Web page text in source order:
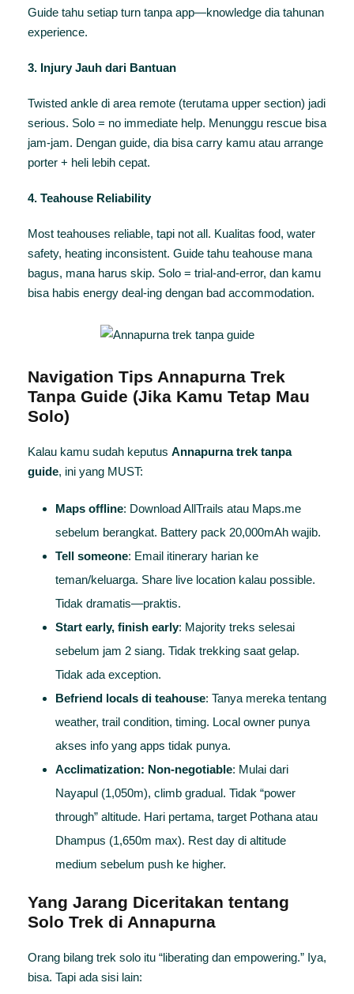
Guide tahu setiap turn tanpa app—knowledge dia tahunan
experience.
3. Injury Jauh dari Bantuan
Twisted ankle di area remote (terutama upper section) jadi
serious. Solo = no immediate help. Menunggu rescue bisa
jam-jam. Dengan guide, dia bisa carry kamu atau arrange
porter + heli lebih cepat.
4. Teahouse Reliability
Most teahouses reliable, tapi not all. Kualitas food, water
safety, heating inconsistent. Guide tahu teahouse mana
bagus, mana harus skip. Solo = trial-and-error, dan kamu
bisa habis energy deal-ing dengan bad accommodation.
Navigation Tips Annapurna Trek
Tanpa Guide (Jika Kamu Tetap Mau
Solo)
Kalau kamu sudah keputus Annapurna trek tanpa
guide, ini yang MUST:
Maps offline: Download AllTrails atau Maps.me
sebelum berangkat. Battery pack 20,000mAh wajib.
Tell someone: Email itinerary harian ke
teman/keluarga. Share live location kalau possible.
Tidak dramatis—praktis.
Start early, finish early: Majority treks selesai
sebelum jam 2 siang. Tidak trekking saat gelap.
Tidak ada exception.
Befriend locals di teahouse: Tanya mereka tentang
weather, trail condition, timing. Local owner punya
akses info yang apps tidak punya.
Acclimatization: Non-negotiable: Mulai dari
Nayapul (1,050m), climb gradual. Tidak “power
through” altitude. Hari pertama, target Pothana atau
Dhampus (1,650m max). Rest day di altitude
medium sebelum push ke higher.
Yang Jarang Diceritakan tentang
Solo Trek di Annapurna
Orang bilang trek solo itu “liberating dan empowering.” Iya,
bisa. Tapi ada sisi lain: